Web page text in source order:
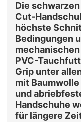
Die
Cut-
höchste
Bedingungen
mechanischen
PVC-
Grip unter
mit
und
Handschuhe
für längere